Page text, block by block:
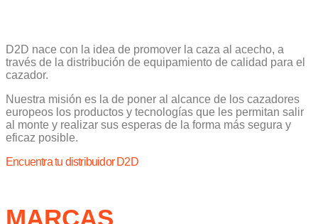
D2D nace con la idea de promover la caza al acecho, a
través de la distribución de equipamiento de calidad para el
cazador.
Nuestra misión es la de poner al alcance de los cazadores
europeos los productos y tecnologías que les permitan salir
al monte y realizar sus esperas de la forma más segura y
eficaz posible.
Encuentra tu distribuidor D2D
MARCAS